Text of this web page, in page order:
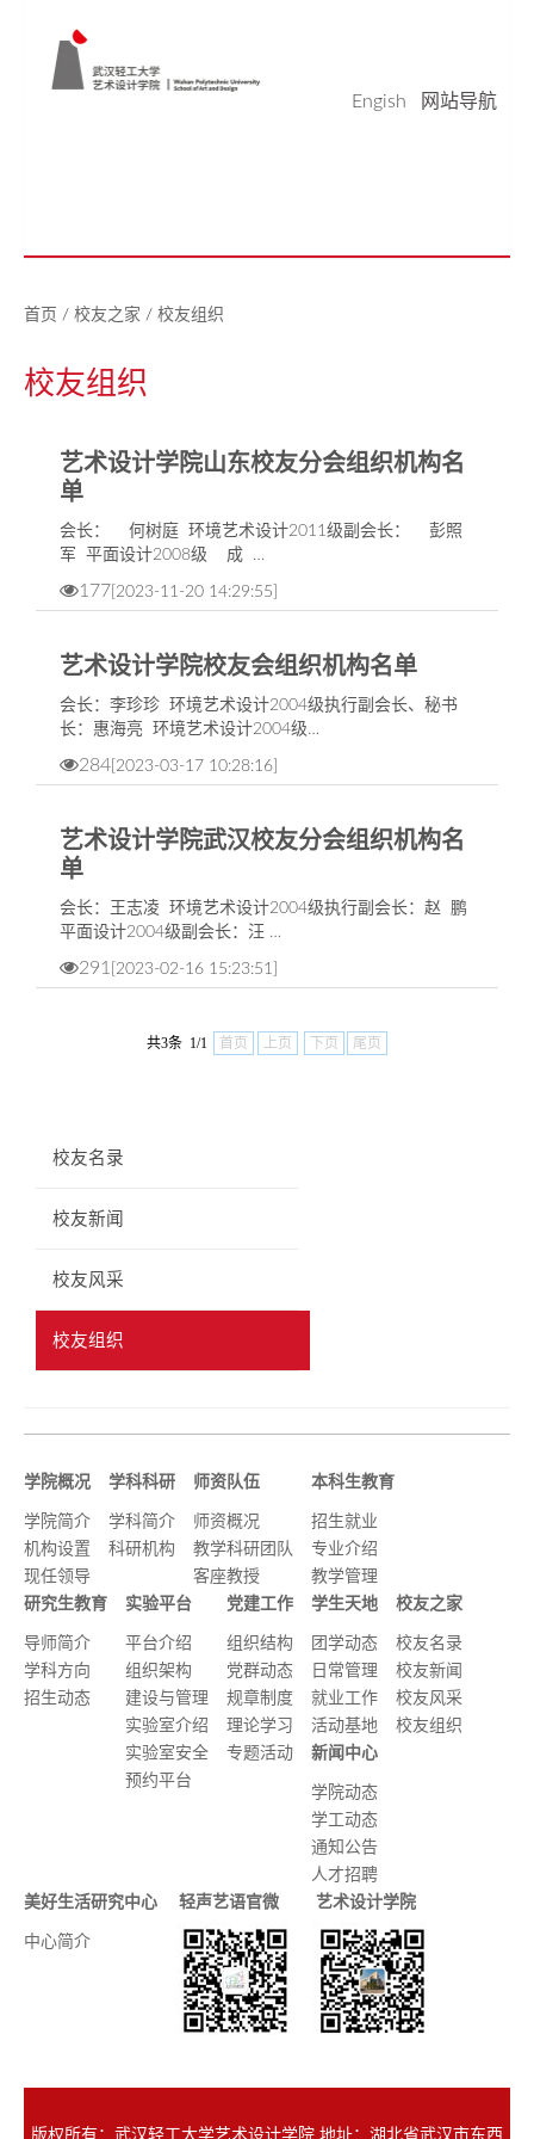
Engish
网站导航
首页 / 校友之家 / 校友组织
校友组织
艺术设计学院山东校友分会组织机构名
单
会长： 何树庭 环境艺术设计2011级副会长： 彭照
军 平面设计2008级 成 …
177 [2023-11-20 14:29:55]
艺术设计学院校友会组织机构名单
会长：李珍珍 环境艺术设计2004级执行副会长、秘书
长：惠海亮 环境艺术设计2004级…
284 [2023-03-17 10:28:16]
艺术设计学院武汉校友分会组织机构名
单
​会长：王志凌 环境艺术设计2004级执行副会长：赵 鹏
平面设计2004级副会长：汪 …
291 [2023-02-16 15:23:51]
共3条 1/1 首页 上页 下页 尾页
校友名录
校友新闻
校友风采
校友组织
学院概况
学院简介
机构设置
现任领导
学科科研
学科简介
科研机构
师资队伍
师资概况
教学科研团队
客座教授
本科生教育
招生就业
专业介绍
教学管理
研究生教育
导师简介
学科方向
招生动态
实验平台
平台介绍
组织架构
建设与管理
实验室介绍
实验室安全
预约平台
党建工作
组织结构
党群动态
规章制度
理论学习
专题活动
学生天地
团学动态
日常管理
就业工作
活动基地
校友之家
校友名录
校友新闻
校友风采
校友组织
新闻中心
学院动态
学工动态
通知公告
人才招聘
美好生活研究中心
中心简介
轻声艺语官微 艺术设计学院
版权所有：武汉轻工大学艺术设计学院 地址：湖北省武汉市东西